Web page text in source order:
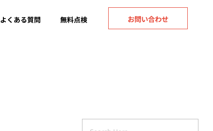
よくある質問
無料点検
お問い合わせ